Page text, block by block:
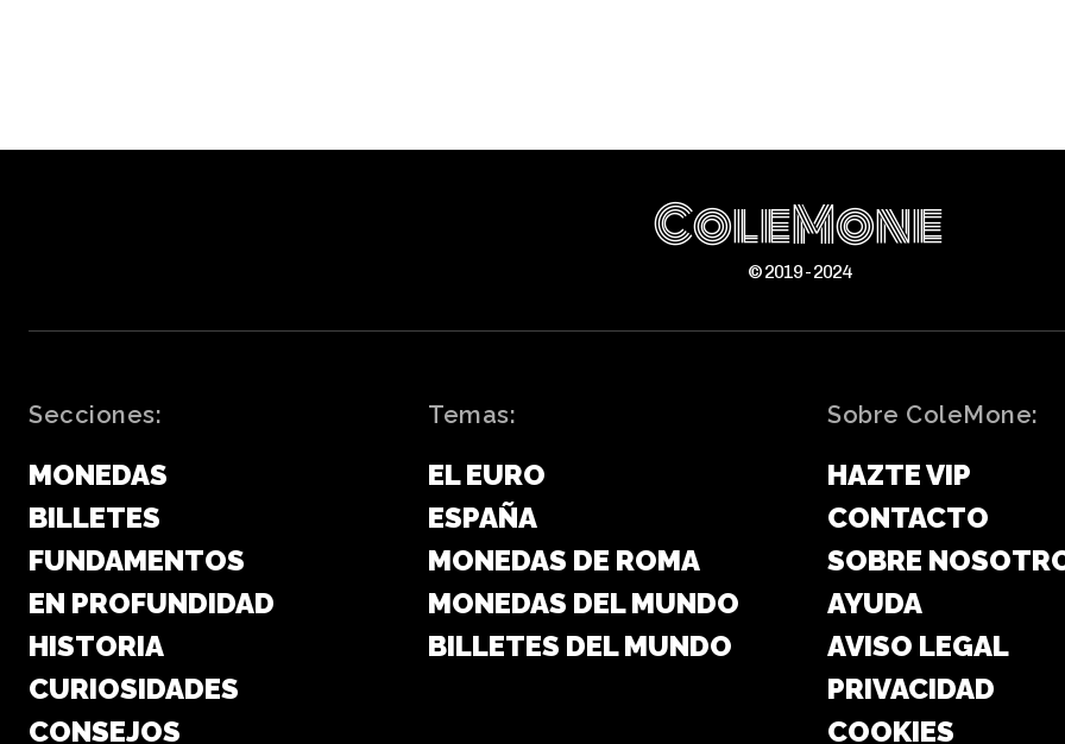
ColeMone
© 2019 - 2024
Secciones:
MONEDAS
BILLETES
FUNDAMENTOS
EN PROFUNDIDAD
HISTORIA
CURIOSIDADES
CONSEJOS
Temas:
EL EURO
ESPAÑA
MONEDAS DE ROMA
MONEDAS DEL MUNDO
BILLETES DEL MUNDO
Sobre ColeMone:
HAZTE VIP
CONTACTO
SOBRE
AYUDA
AVISO LEGAL
PRIVACIDAD
COOKIES